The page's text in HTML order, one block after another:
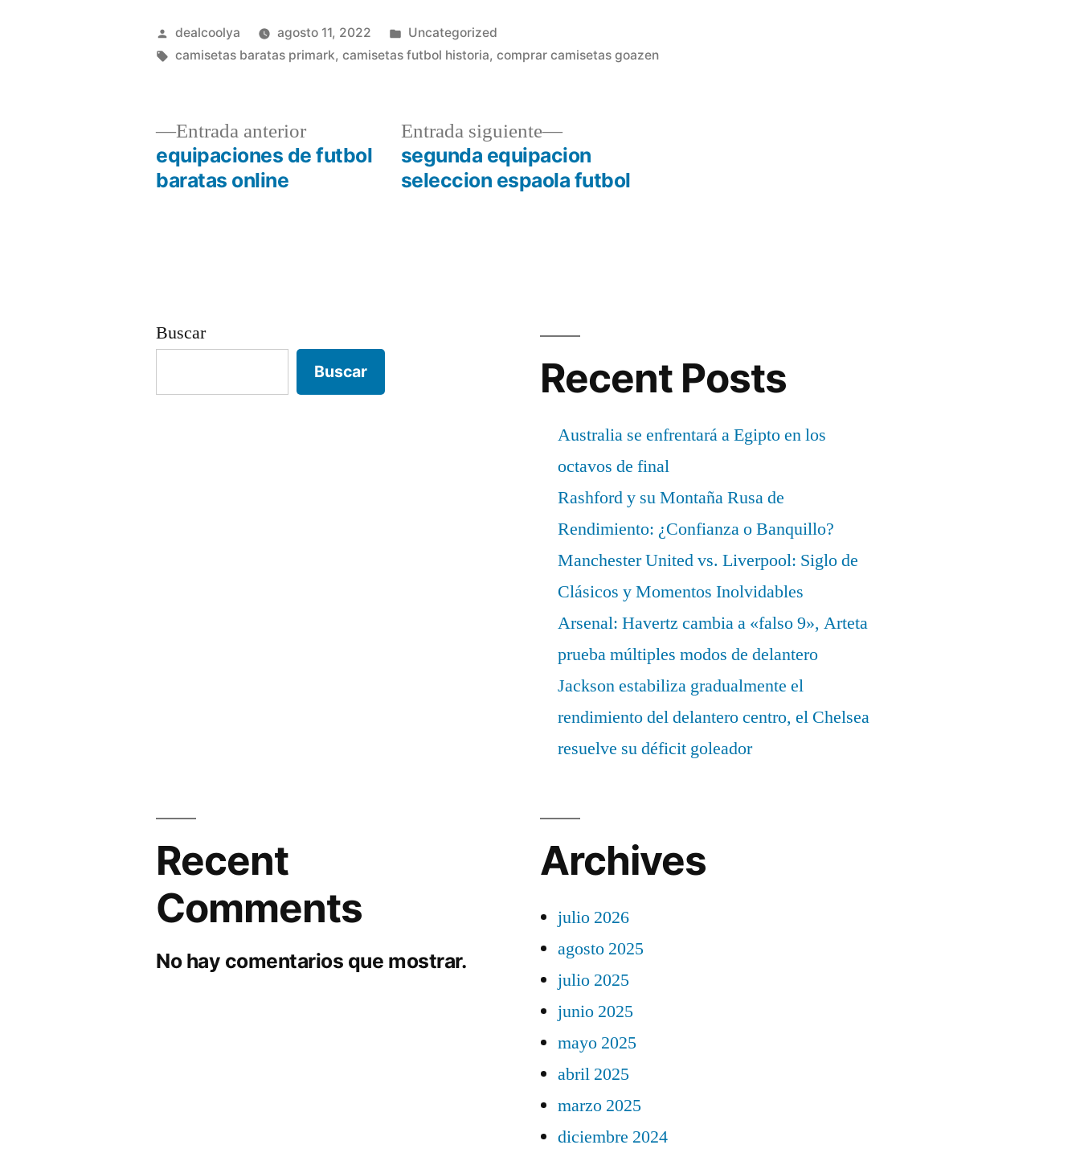
Publicado
por
dealcoolya agosto 11, 2022
Publicado
en
Uncategorized
Etiquetas:
camisetas baratas primark,camisetas futbol historia,comprar camisetas goazen
Navegación
Entrada anteriorEntrada
anterior:
equipaciones de futbol
baratas online
Entrada siguiente
Entrada
siguiente:
segunda equipacion
seleccion espaola futbol
Buscar
Buscar Recent Posts
Australia se enfrentará a Egipto en los
octavos de final
Rashford y su Montaña Rusa de
Rendimiento: ¿Confianza o Banquillo?
Manchester United vs. Liverpool: Siglo de
Clásicos y Momentos Inolvidables
Arsenal: Havertz cambia a «falso 9», Arteta
prueba múltiples modos de delantero
Jackson estabiliza gradualmente el
rendimiento del delantero centro, el Chelsea
resuelve su déficit goleador
Recent
Comments
No hay comentarios que mostrar.
Archives
julio 2026
agosto 2025
julio 2025
junio 2025
mayo 2025
abril 2025
marzo 2025
diciembre 2024